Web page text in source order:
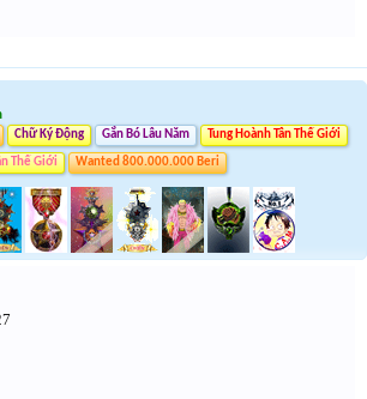
Chữ Ký Động Gắn Bó Lâu Năm Tung Hoành Tân Thế Giới
Thế Giới Wanted 800.000.000 Beri